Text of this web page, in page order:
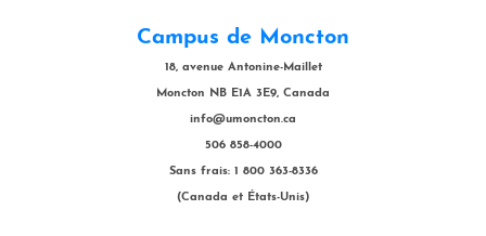
Campus de Moncton
18, avenue Antonine-Maillet
Moncton NB E1A 3E9, Canada
info@umoncton.ca
506 858-4000
Sans frais: 1 800 363-8336
(Canada et États-Unis)